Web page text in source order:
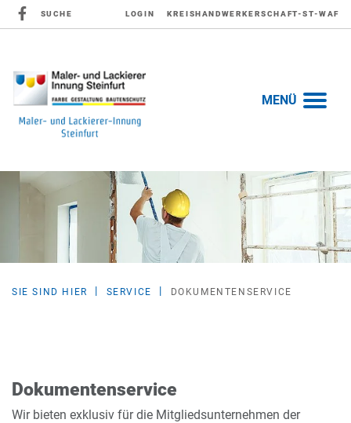
SUCHE LOGIN KREISHANDWERKERSCHAFT-ST-WAF
MENÜ
SIE SIND HIER SERVICE DOKUMENTENSERVICE
Dokumentenservice
Wir bieten exklusiv für die Mitgliedsunternehmen der